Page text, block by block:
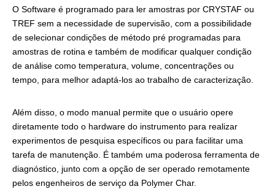
O Software é programado para ler amostras por CRYSTAF ou
TREF sem a necessidade de supervisão, com a possibilidade
de selecionar condições de método pré programadas para
amostras de rotina e também de modificar qualquer condição
de análise como temperatura, volume, concentrações ou
tempo, para melhor adaptá-los ao trabalho de caracterização.
Além disso, o modo manual permite que o usuário opere
diretamente todo o hardware do instrumento para realizar
experimentos de pesquisa específicos ou para facilitar uma
tarefa de manutenção. É também uma poderosa ferramenta de
diagnóstico, junto com a opção de ser operado remotamente
pelos engenheiros de serviço da Polymer Char.